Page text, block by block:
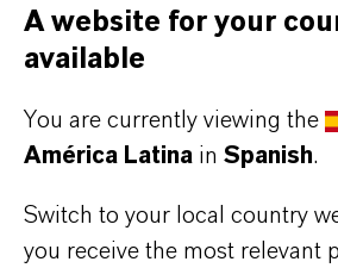
PRODUCT DATA SHEETS
Aquí puedes descargar las
productos. Al seleccionar una
desplegables, aparecerán los
TDS Empty
A website for your
available
You are currently viewing the
América Latina in Spanish.
Switch to your local country
you receive the most relevant